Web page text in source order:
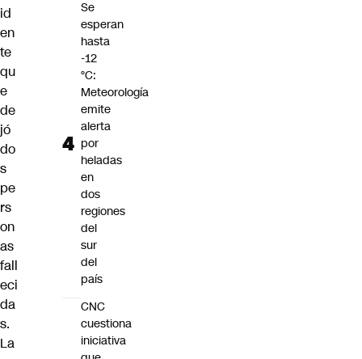
id
en
te
qu
e
de
jó
do
s
pe
rs
on
as
fall
eci
da
s.
La
Se
esperan
hasta
-12
°C:
Meteorología
emite
alerta
por
heladas
en
dos
regiones
del
sur
del
país
CNC
cuestiona
iniciativa